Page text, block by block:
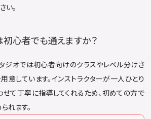
い。
初心者でも通えますか？
タジオでは初心者向けのクラスやレベル分けさ
意しています。インストラクターが一人ひとり
て丁寧に指導してくれるため、初めての方で
れます。